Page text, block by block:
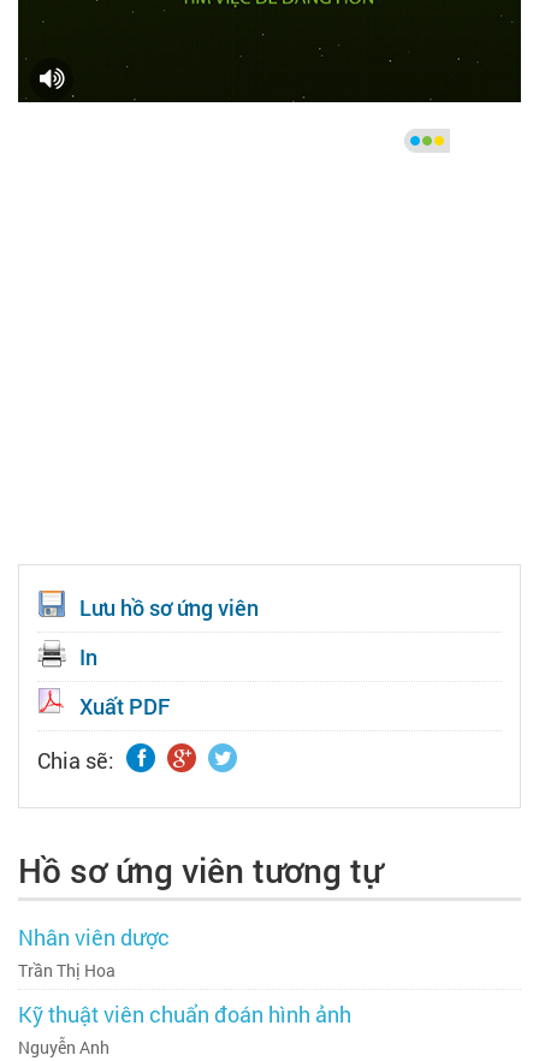
Lưu hồ sơ ứng viên
In
Xuất PDF
Chia sẽ:
Hồ sơ ứng viên tương tự
Nhân viên dược
Trần Thị Hoa
Kỹ thuật viên chuẩn đoán hình ảnh
Nguyễn Anh